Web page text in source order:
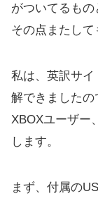
がついてるもの
その点またして
私は、英訳サ
解できましたの
XBOXユーザー
します。
まず、付属の